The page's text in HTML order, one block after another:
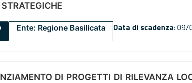
Ente: Regione Basilicata Data di scadenza: 09/
DI PROGETTI DI RILEVANZA